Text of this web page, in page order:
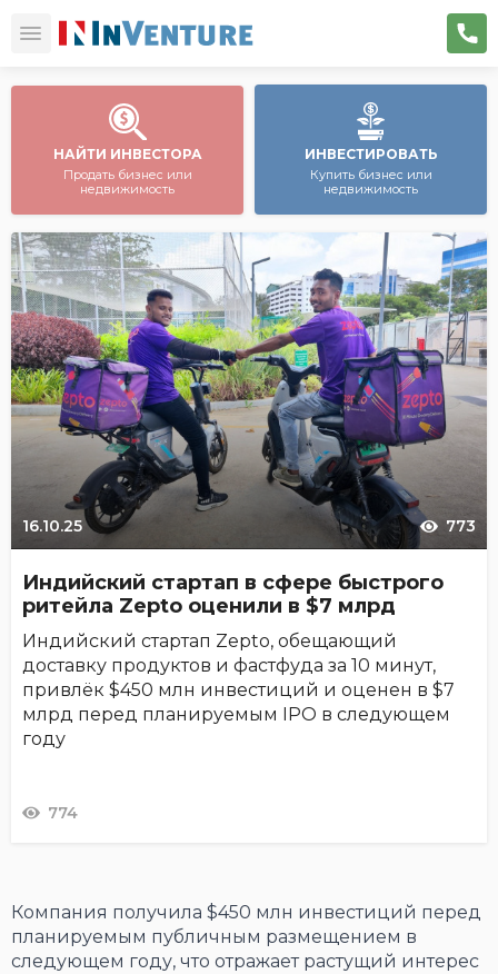
НАЙТИ ИНВЕСТОРА
Продать бизнес или
недвижимость
ИНВЕСТИРОВАТЬ
Купить бизнес или
недвижимость
16.10.25 773
Индийский стартап в сфере быстрого
ритейла Zepto оценили в $7 млрд
Индийский стартап Zepto, обещающий
доставку продуктов и фастфуда за 10 минут,
привлёк $450 млн инвестиций и оценен в $7
млрд перед планируемым IPO в следующем
году
774
Компания получила $450 млн инвестиций перед
планируемым публичным размещением в
следующем году, что отражает растущий интерес